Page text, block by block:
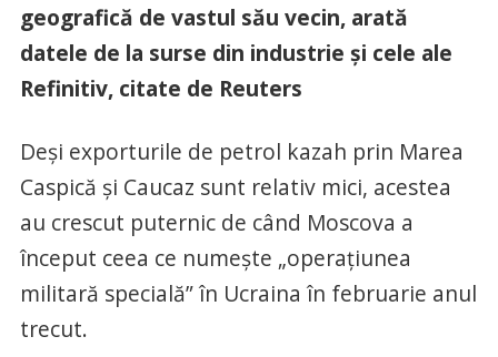
geografică de vastul său vecin, arată
datele de la surse din industrie și cele ale
Refinitiv, citate de Reuters
Deși exporturile de petrol kazah prin Marea
Caspică și Caucaz sunt relativ mici, acestea
au crescut puternic de când Moscova a
început ceea ce numește „operațiunea
militară specială” în Ucraina în februarie anul
trecut.